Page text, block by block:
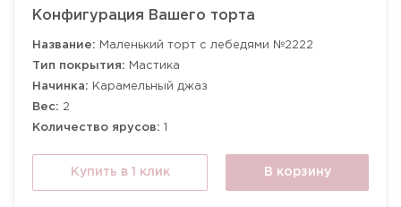
Конфигурация Вашего торта
Название: Маленький торт с лебедями №2222
Тип покрытия: Мастика
Начинка: Карамельный джаз
Вес: 2
Количество ярусов: 1
Купить в 1 клик В корзину